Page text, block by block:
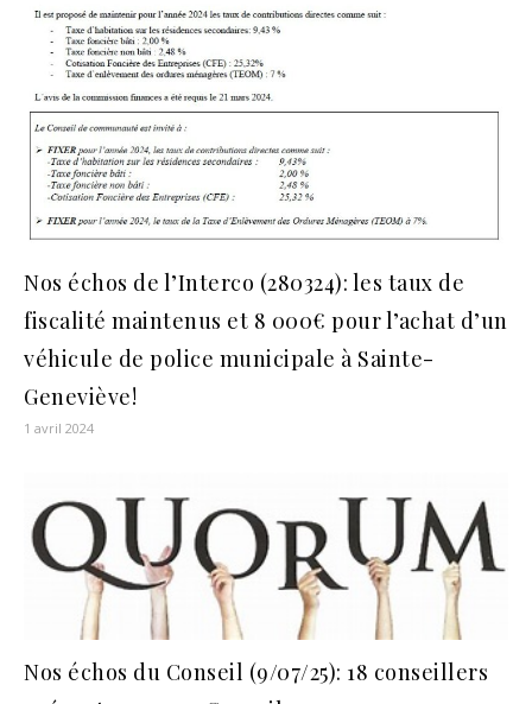
Nos échos de l’Interco (280324): les taux de
fiscalité maintenus et 8 000€ pour l’achat d’un
véhicule de police municipale à Sainte-
Geneviève!
1 avril 2024
Nos échos du Conseil (9/07/25): 18 conseillers